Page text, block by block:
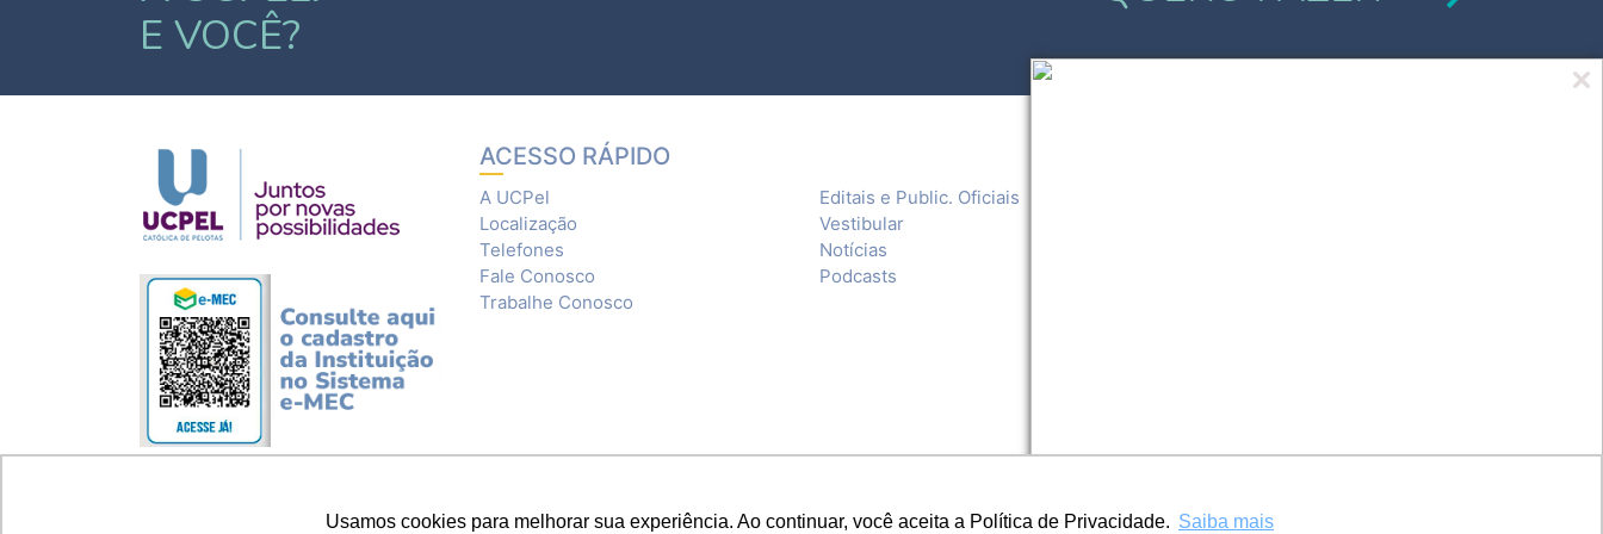
Usamos cookies para melhorar sua experiência. Ao continuar, você aceita a Política de Privacidade. Saiba mais
E VOCÊ?
ACESSO RÁPIDO
A UCPel
Localização
Telefones
Fale Conosco
Trabalhe Conosco
Editais e Public. Oficiais
Vestibular
Notícias
Podcasts